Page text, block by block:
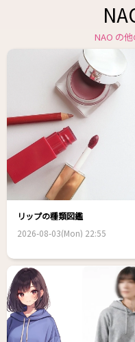
NAO の
リップの種類図鑑
2026-08-03(Mon) 22:55